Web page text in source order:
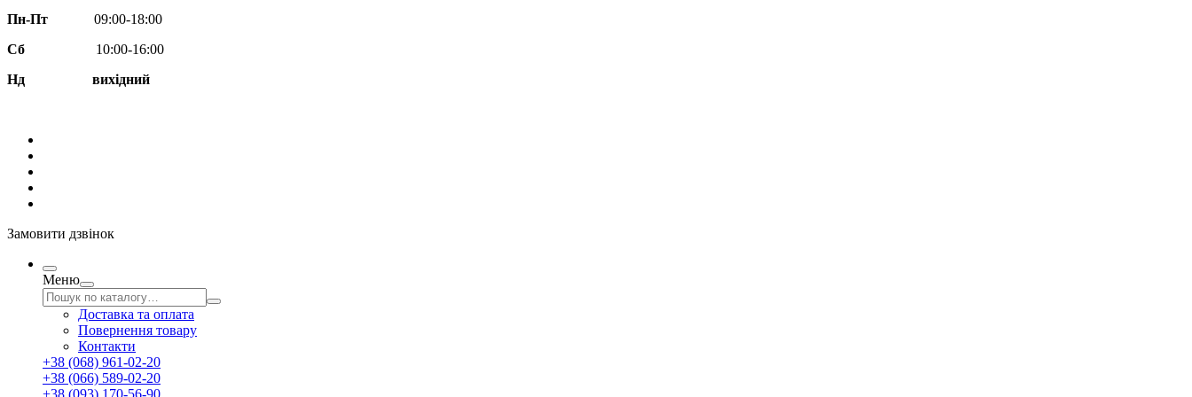
Пн-Пт
09:00-18:00
Сб
10:00-16:00
Нд вихідний
Замовити дзвінок
Меню
Доставка та оплата
Повернення товару
Контакти
+38 (068) 961-02-20
+38 (066) 589-02-20
+38 (093) 170-56-90